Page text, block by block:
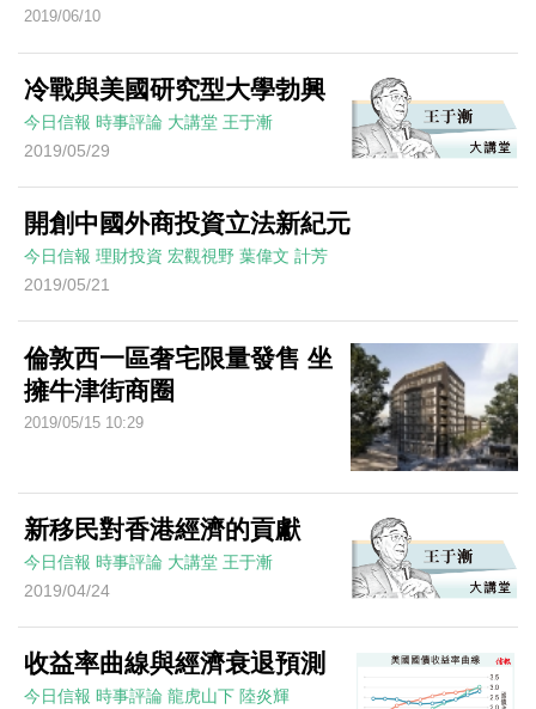
2019/06/10
冷戰與美國研究型大學勃興
今日信報 時事評論 大講堂 王于漸
2019/05/29
開創中國外商投資立法新紀元
今日信報 理財投資 宏觀視野 葉偉文 計芳
2019/05/21
倫敦西一區奢宅限量發售 坐
擁牛津街商圈
2019/05/15 10:29
新移民對香港經濟的貢獻
今日信報 時事評論 大講堂 王于漸
2019/04/24
收益率曲線與經濟衰退預測
今日信報 時事評論 龍虎山下 陸炎輝